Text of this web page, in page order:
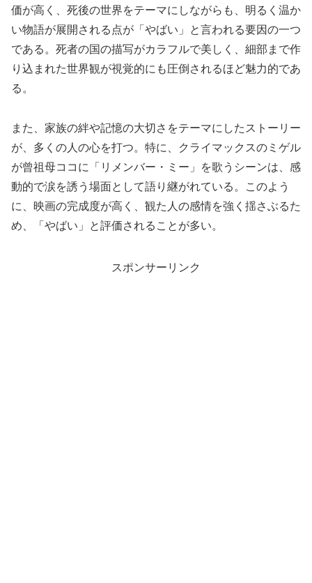
価が高く、死後の世界をテーマにしながらも、明るく温か
い物語が展開される点が「やばい」と言われる要因の一つ
である。死者の国の描写がカラフルで美しく、細部まで作
り込まれた世界観が視覚的にも圧倒されるほど魅力的であ
る。
また、家族の絆や記憶の大切さをテーマにしたストーリー
が、多くの人の心を打つ。特に、クライマックスのミゲル
が曾祖母ココに「リメンバー・ミー」を歌うシーンは、感
動的で涙を誘う場面として語り継がれている。このよう
に、映画の完成度が高く、観た人の感情を強く揺さぶるた
め、「やばい」と評価されることが多い。
スポンサーリンク